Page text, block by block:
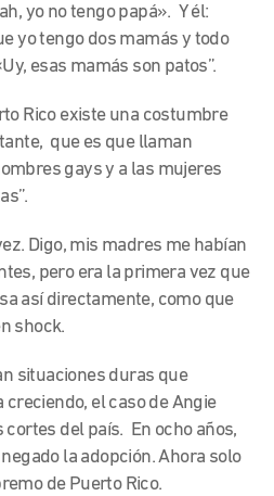
yo no tengo papá». Y él:
yo tengo dos mamás y todo
esas mamás son patos”.
Rico existe una costumbre
que es que llaman
gays y a las mujeres
Digo, mis madres me habían
pero era la primera vez que
así directamente, como que
shock.
situaciones duras que
el caso de Angie
del país. En ocho años,
la adopción. Ahora solo
de Puerto Rico.